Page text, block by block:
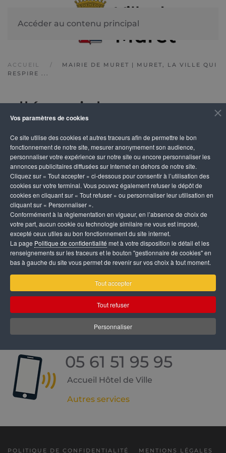
Vos paramètres de cookies
Ce site utilise des cookies et autres traceurs afin de permettre le bon
fonctionnement de notre site, mesurer anonymement son audience,
personnaliser votre expérience sur notre site ou encore personnaliser les
annonces publicitaires diffusées sur Internet en dehors de notre site.
Cliquez sur « Tout accepter » ci-dessous pour consentir à l’utilisation des
cookies sur votre terminal. Vous pouvez également refuser le dépôt de
cookies en cliquant sur « Tout refuser » ou personnaliser leur utilisation en
cliquant sur « Personnaliser ».
Conformément à la règlementation en vigueur, en l’absence de choix de
votre part, aucun cookie ou technologie similaire ne vous est imposé,
excepté ceux utiles au bon fonctionnement du site internet.
La page Politique de confidentialité met à votre disposition le détail et les
renseignements sur les traceurs et le bouton "gestionnaire de cookies" en
bas à gauche du site vous permet de revenir sur vos choix à tout moment.
Tout accepter
Tout refuser
Personnaliser
Accéder au contenu principal
ACCUEIL
MAIRIE DE MURET | MURET, LA VILLE QUI
RESPIRE ...
allées niel
Aucun résultat
Hôtel de Ville
27 Rue Castelvielh
31600 Muret
05 61 51 95 95
Accueil Hôtel de Ville
Autres services
POLITIQUE DE CONFIDENTIALITÉ MENTIONS LÉGALES